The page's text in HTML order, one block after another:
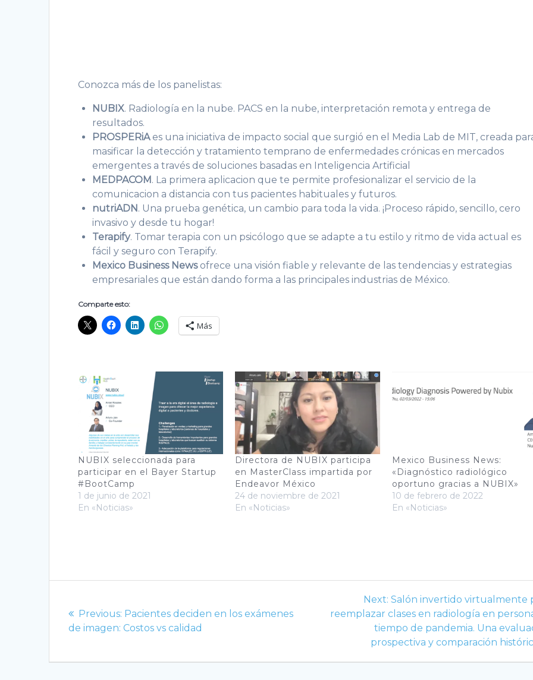
Conozca más de los panelistas:
NUBIX. Radiología en la nube. PACS en la nube, interpretación remota y entrega de
resultados.
PROSPERiAes una iniciativa de impacto social que surgió en el Media Lab de MIT, creada
masificar la detección y tratamiento temprano de enfermedades crónicas en mercados
emergentes a través de soluciones basadas en Inteligencia Artificial
MEDPACOM. La primera aplicacion que te permite profesionalizar el servicio de la
comunicacion a distancia con tus pacientes habituales y futuros.
nutriADN. Una prueba genética, un cambio para toda la vida. ¡Proceso rápido, sencillo, cero
invasivo y desde tu hogar!
Terapify. Tomar terapia con un psicólogo que se adapte a tu estilo y ritmo de vida actual es
fácil y seguro con Terapify.
Mexico Business Newsofrece una visión fiable y relevante de las tendencias y estrategias
empresariales que están dando forma a las principales industrias de México.
Comparte esto:
Más
NUBIX seleccionada para
participar en el Bayer Startup
#BootCamp
1 de junio de 2021
En «Noticias»
Directora de NUBIX participa
en MasterClass impartida por
Endeavor México
24 de noviembre de 2021
En «Noticias»
Mexico Business News:
«Diagnóstico radiológico
oportuno gracias a NUBIX»
10 de febrero de 2022
En «Noticias»
dePrevious: Previous
post:
Pacientes deciden en los exámenes
de imagen: Costos vs calidad
Next: Next
post:
Salón invertido virtualmente
reemplazar clases en radiología en
tiempo de pandemia. Una
prospectiva y comparación